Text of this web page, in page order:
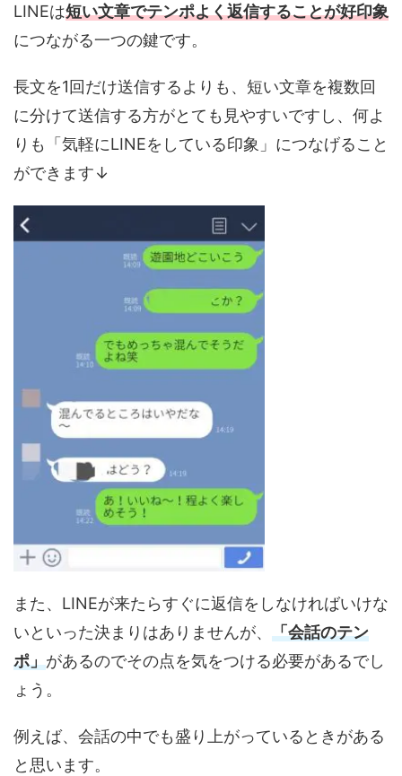
LINEは短い文章でテンポよく返信することが好印象
につながる一つの鍵です。
長文を1回だけ送信するよりも、短い文章を複数回
に分けて送信する方がとても見やすいですし、何よ
りも「気軽にLINEをしている印象」につなげること
ができます↓
また、LINEが来たらすぐに返信をしなければいけな
いといった決まりはありませんが、 「会話のテン
ポ」があるのでその点を気をつける必要があるでし
ょう。
例えば、会話の中でも盛り上がっているときがある
と思います。